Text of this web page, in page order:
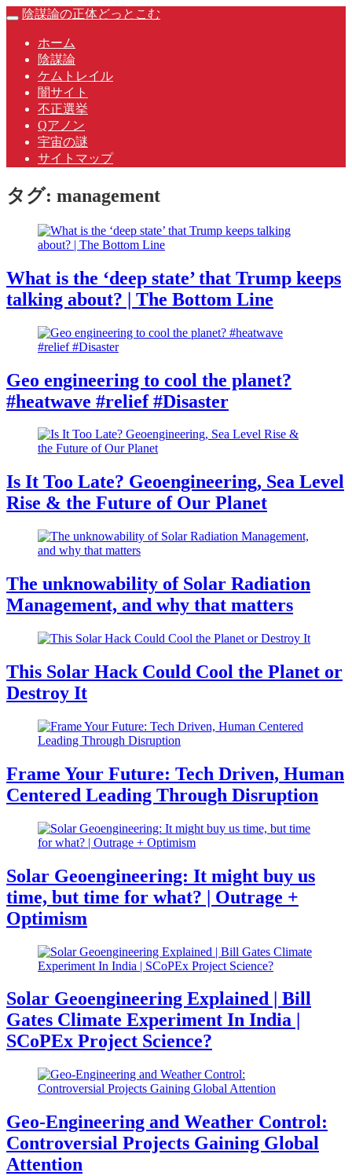
Skip
content
Toggle
陰謀論の正体どっとこむ
ホーム
陰謀論
ケムトレイル
闇サイト
不正選挙
Qアノン
宇宙の謎
サイトマップ
タグ: management
What is the ‘deep state’ that Trump keeps
talking about? | The Bottom Line
Geo engineering to cool the planet?
#heatwave #relief #Disaster
Is It Too Late? Geoengineering, Sea Level
Rise & the Future of Our Planet
The unknowability of Solar Radiation
Management, and why that matters
This Solar Hack Could Cool the Planet or
Destroy It
Frame Your Future: Tech Driven, Human
Centered Leading Through Disruption
Solar Geoengineering: It might buy us
time, but time for what? | Outrage +
Optimism
Solar Geoengineering Explained | Bill
Gates Climate Experiment In India |
SCoPEx Project Science?
Geo-Engineering and Weather Control:
Controversial Projects Gaining Global
Attention